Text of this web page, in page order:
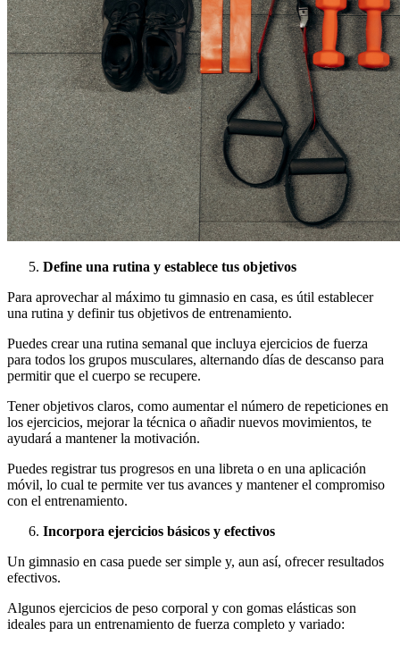
Define una rutina y establece tus objetivos
Para aprovechar al máximo tu gimnasio en casa, es útil establecer
una rutina y definir tus objetivos de entrenamiento.
Puedes crear una rutina semanal que incluya ejercicios de fuerza
para todos los grupos musculares, alternando días de descanso para
permitir que el cuerpo se recupere.
Tener objetivos claros, como aumentar el número de repeticiones en
los ejercicios, mejorar la técnica o añadir nuevos movimientos, te
ayudará a mantener la motivación.
Puedes registrar tus progresos en una libreta o en una aplicación
móvil, lo cual te permite ver tus avances y mantener el compromiso
con el entrenamiento.
Incorpora ejercicios básicos y efectivos
Un gimnasio en casa puede ser simple y, aun así, ofrecer resultados
efectivos.
Algunos ejercicios de peso corporal y con gomas elásticas son
ideales para un entrenamiento de fuerza completo y variado: